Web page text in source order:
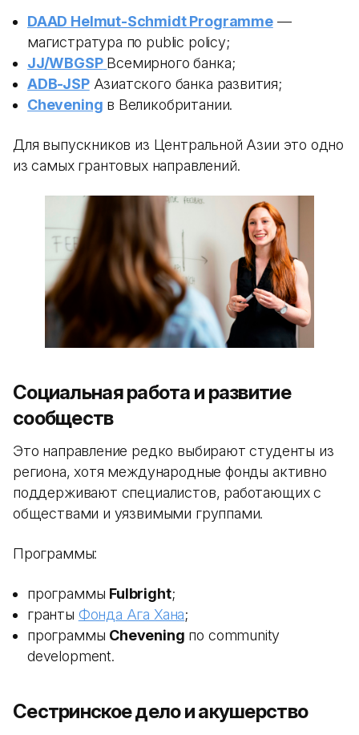
DAAD Helmut-Schmidt Programme—
магистратура по public policy;
JJ/WBGSP Всемирного банка;
ADB-JSPАзиатского банка развития;
Chevening в Великобритании.
Для выпускников из Центральной Азии это одно
из самых грантовых направлений.
Социальная работа и развитие
сообществ
Это направление редко выбирают студенты из
региона, хотя международные фонды активно
поддерживают специалистов, работающих с
обществами и уязвимыми группами.
Программы:
программы Fulbright;
гранты Фонда Ага Хана;
программы Chevening по community
development.
Сестринское дело и акушерство